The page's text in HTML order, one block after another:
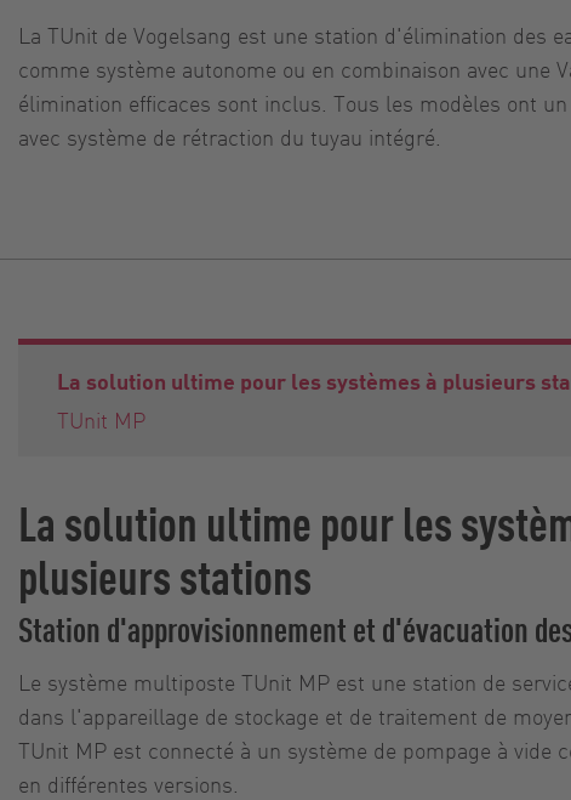
La TUnit de Vogelsang est une station d'élimination des
comme système autonome ou en combinaison avec
élimination efficaces sont inclus. Tous les modèles ont
avec système de rétraction du tuyau intégré.
La solution ultime pour les systèmes à plusieurs
TUnit MP
La solution ultime pour les
plusieurs stations
Station d'approvisionnement et d'évacuation
Le système multiposte TUnit MP est une station de
dans l'appareillage de stockage et de traitement de
TUnit MP est connecté à un système de pompage à vide
en différentes versions.